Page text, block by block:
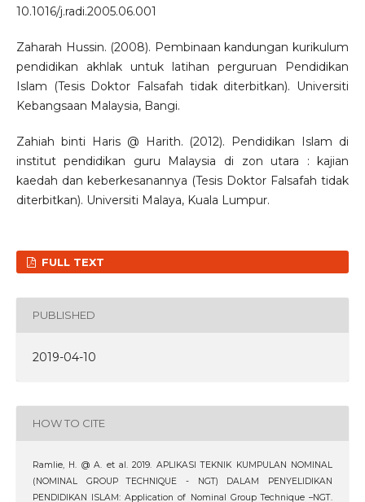
10.1016/j.radi.2005.06.001
Zaharah Hussin. (2008). Pembinaan kandungan kurikulum
pendidikan akhlak untuk latihan perguruan Pendidikan
Islam (Tesis Doktor Falsafah tidak diterbitkan). Universiti
Kebangsaan Malaysia, Bangi.
Zahiah binti Haris @ Harith. (2012). Pendidikan Islam di
institut pendidikan guru Malaysia di zon utara : kajian
kaedah dan keberkesanannya (Tesis Doktor Falsafah tidak
diterbitkan). Universiti Malaya, Kuala Lumpur.
FULL TEXT
PUBLISHED
2019-04-10
HOW TO CITE
Ramlie, H. @ A. et al. 2019. APLIKASI TEKNIK KUMPULAN NOMINAL
(NOMINAL GROUP TECHNIQUE - NGT) DALAM PENYELIDIKAN
PENDIDIKAN ISLAM: Application of Nominal Group Technique –NGT.